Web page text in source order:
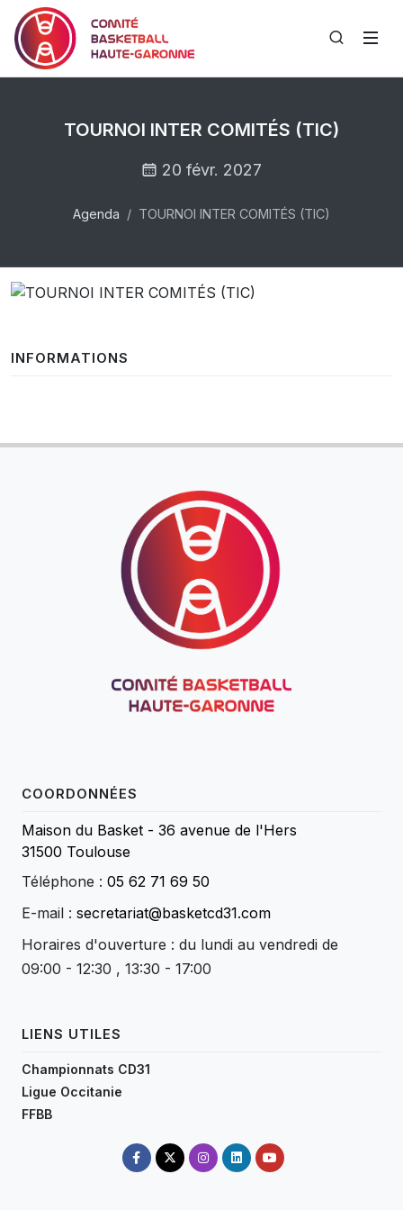
TOURNOI INTER COMITÉS (TIC)
20 févr. 2027
Agenda TOURNOI INTER COMITÉS (TIC)
INFORMATIONS
COORDONNÉES
Maison du Basket - 36 avenue de l'Hers
31500 Toulouse
Téléphone : 05 62 71 69 50
E-mail : secretariat@basketcd31.com
Horaires d'ouverture : du lundi au vendredi de
09:00 - 12:30 , 13:30 - 17:00
LIENS UTILES
Championnats CD31
Ligue Occitanie
FFBB